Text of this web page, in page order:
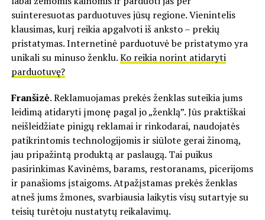
suinteresuotas parduotuves jūsų regione. Vienintelis
klausimas, kurį reikia apgalvoti iš anksto – prekių
pristatymas. Internetinė parduotuvė be pristatymo yra
unikali su minuso ženklu.Ko reikia norint atidaryti
parduotuvę?
Franšizė. Reklamuojamas prekės ženklas suteikia jums
leidimą atidaryti įmonę pagal jo „ženklą”. Jūs praktiškai
neišleidžiate pinigų reklamai ir rinkodarai, naudojatės
patikrintomis technologijomis ir siūlote gerai žinomą,
jau pripažintą produktą ar paslaugą. Tai puikus
pasirinkimas Kavinėms, barams, restoranams, picerijoms
ir panašioms įstaigoms. Atpažįstamas prekės ženklas
atneš jums žmones, svarbiausia laikytis visų sutartyje su
teisių turėtoju nustatytų reikalavimų.